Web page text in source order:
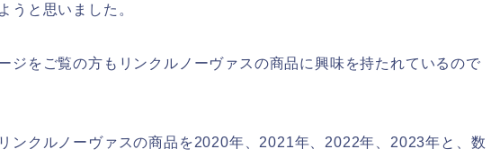
うと思いました。
ジをご覧の方もリンクルノーヴァスの商品に興味を持たれているので
ンクルノーヴァスの商品を2020年、2021年、2022年、2023年と、数